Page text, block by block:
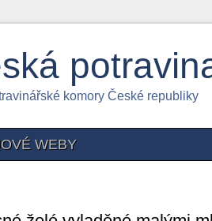
komory České republiky
WEBY